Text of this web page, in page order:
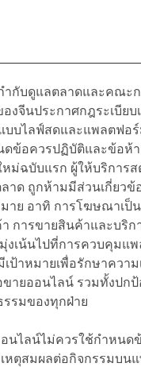
กับดูแลตลาดและคณะ
งจีนประกาศกฎระเบียบ
บบไลฟ์สดและแพลตฟอ
ดข้อควรปฏิบัติและข้อห้า
หม่ฉบับแรก ผู้ให้บริการ
าด ถูกห้ามมีส่วนเกี่ยวข้
าย อาทิ การโฆษณาเป็
การขายสินค้าและบริ
งเน้นไปที่การควบคุมแ
ป้าหมายเพื่อรักษาความ
ขายออนไลน์ รวมทั้งปก
รมของทุกฝ่าย
นไลน์ไม่ควรใช้กำหนด
หตุสมผลต่อกิจกรรมบน